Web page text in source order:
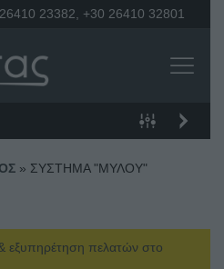
23382 +30 26410 32801
» ΣΥΣΤΗΜΑ "ΜΥΛΟΥ"
εξυπηρέτηση πελατών στο